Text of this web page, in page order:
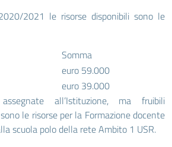
2021 le risorse disponibili sono le
Somma
euro 59.000
euro 39.000
all’Istituzione, ma fruibili
le risorse per la Formazione docente
scuola polo della rete Ambito 1 USR.